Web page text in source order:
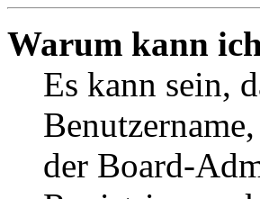
Warum kann
Es kann sein,
der Board-